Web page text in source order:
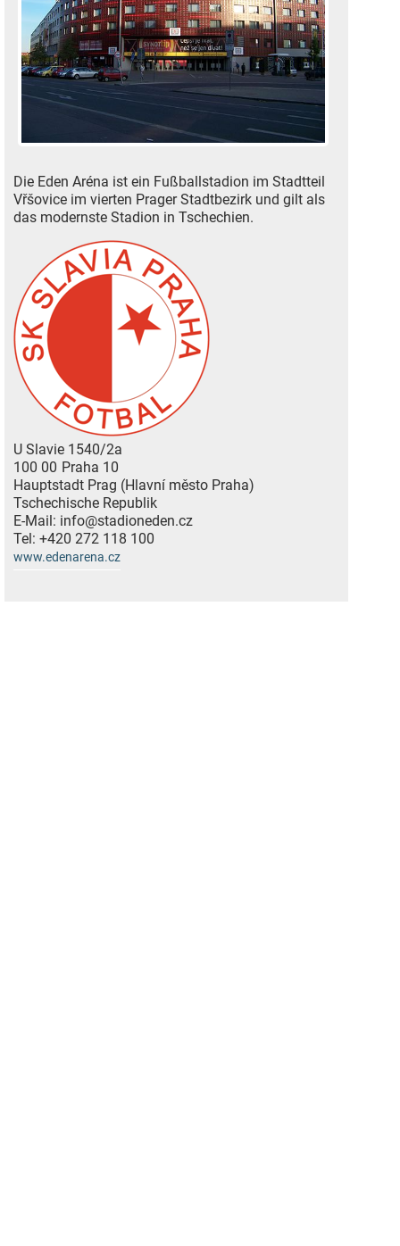
Die Eden Aréna ist ein Fußballstadion im Stadtteil
Vřšovice im vierten Prager Stadtbezirk und gilt als
das modernste Stadion in Tschechien.
U Slavie 1540/2a
100 00 Praha 10
Hauptstadt Prag (Hlavní město Praha)
Tschechische Republik
E-Mail: info@stadioneden.cz
Tel: +420 272 118 100
www.edenarena.cz